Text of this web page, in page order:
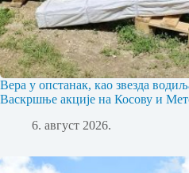
Вера у опстанак, као звезда
Васкршње акције на Косову и
6. август 2026.